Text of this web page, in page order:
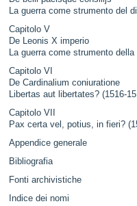
La guerra come strumento del
Capitolo V
De Leonis X imperio
La guerra come strumento
Capitolo VI
De Cardinalium coniuratione
Libertas aut libertates? (1516-
Capitolo VII
Pax certa vel, potius, in fieri?
Appendice generale
Bibliografia
Fonti archivistiche
Indice dei nomi